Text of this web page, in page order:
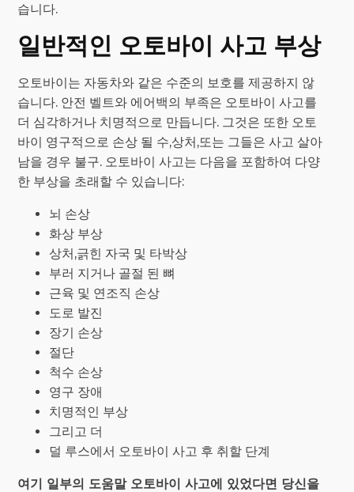
습니다.
일반적인 오토바이 사고 부상
오토바이는 자동차와 같은 수준의 보호를 제공하지 않
습니다. 안전 벨트와 에어백의 부족은 오토바이 사고를
더 심각하거나 치명적으로 만듭니다. 그것은 또한 오토
바이 영구적으로 손상 될 수,상처,또는 그들은 사고 살아
남을 경우 불구. 오토바이 사고는 다음을 포함하여 다양
한 부상을 초래할 수 있습니다:
뇌 손상
화상 부상
상처,긁힌 자국 및 타박상
부러 지거나 골절 된 뼈
근육 및 연조직 손상
도로 발진
장기 손상
절단
척수 손상
영구 장애
치명적인 부상
그리고 더
덜 루스에서 오토바이 사고 후 취할 단계
여기 일부의 도움말 오토바이 사고에 있었다면 당신을